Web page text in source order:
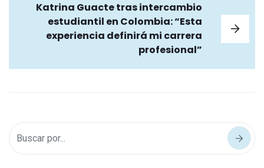
Katrina Guacte tras intercambio
estudiantil en Colombia: “Esta
experiencia definirá mi carrera
profesional”